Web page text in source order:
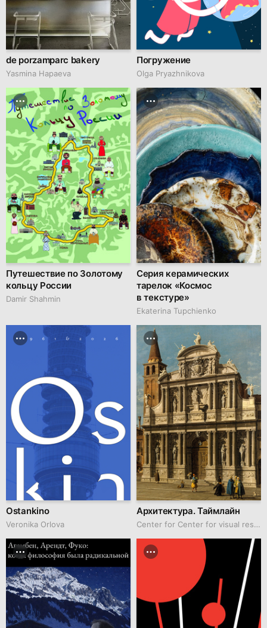
de porzamparc bakery
Yasmina Hapaeva
Погружение
Olga Pryazhnikova
Путешествие по Золотому
кольцу России
Damir Shahmin
Серия керамических
тарелок «Космос
в текстуре»
Ekaterina Tupchienko
Ostankino
Veronika Orlova
Архитектура. Таймлайн
Center for Center for visual research